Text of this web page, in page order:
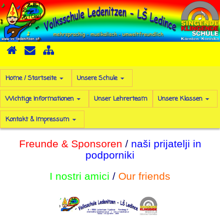
Home / Startseite Unsere Schule
Wichtige Informationen Unser Lehrerteam Unsere Klassen
Kontakt & Impressum
Freunde & Sponsoren / naši prijatelji in
podporniki
I nostri amici / Our friends